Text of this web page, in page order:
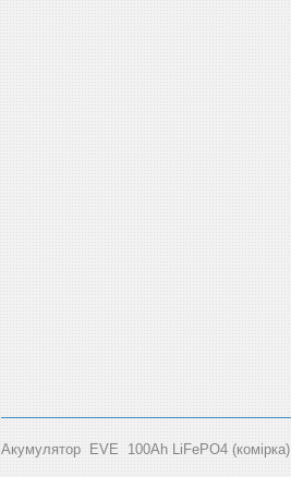
Акумулятор EVE 100Ah LiFePO4 (комірка)